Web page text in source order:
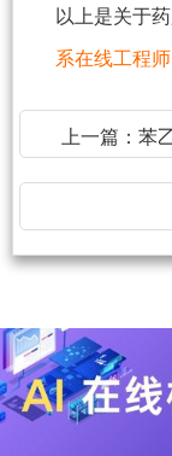
以上是关于
系在线工程师
上一篇： 苯